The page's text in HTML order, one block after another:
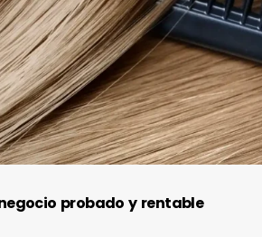
probado y rentable